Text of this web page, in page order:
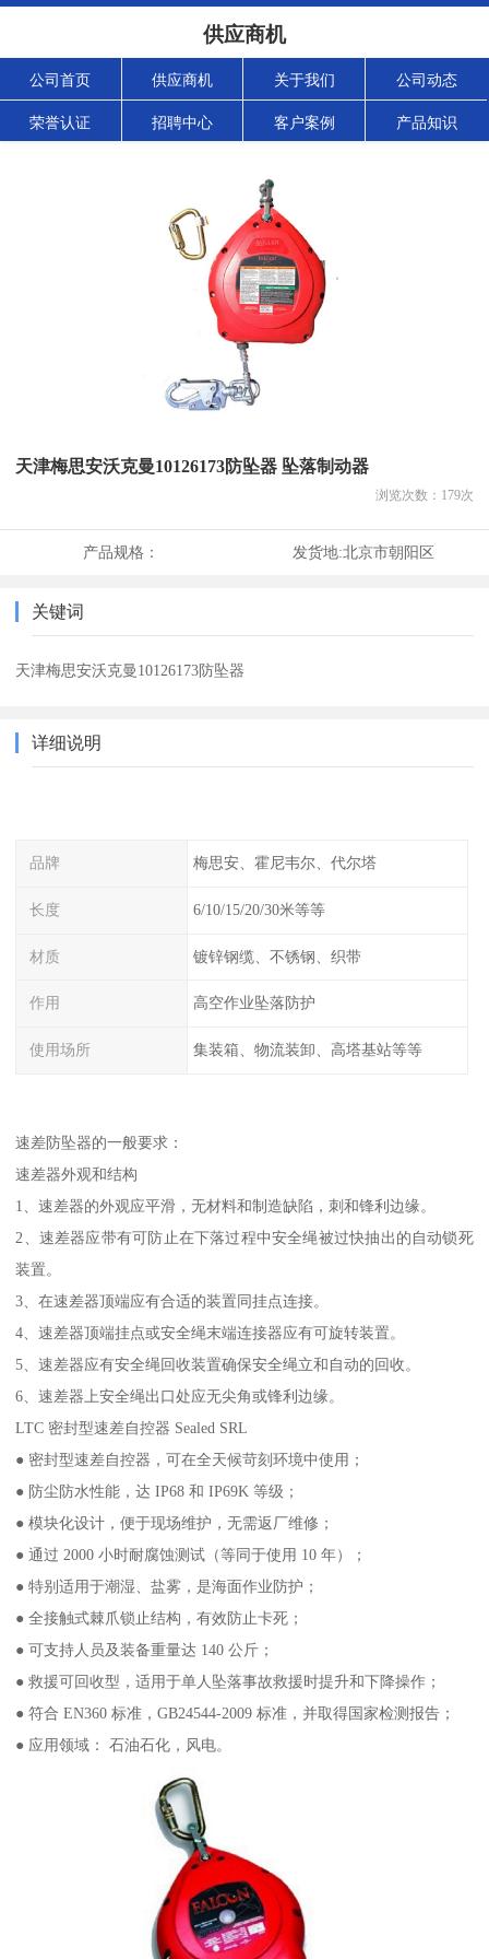
供应商机
公司首页 供应商机 关于我们 公司动态
荣誉认证 招聘中心 客户案例 产品知识
天津梅思安沃克曼10126173防坠器 坠落制动器
浏览次数： 179次
产品规格： 发货地:北京市朝阳区
关键词
天津梅思安沃克曼10126173防坠器
详细说明
品牌 梅思安、霍尼韦尔、代尔塔
长度 6/10/15/20/30米等等
材质 镀锌钢缆、不锈钢、织带
作用 高空作业坠落防护
使用场所 集装箱、物流装卸、高塔基站等等
速差防坠器的一般要求：
速差器外观和结构
1、速差器的外观应平滑，无材料和制造缺陷，刺和锋利边缘。
2、速差器应带有可防止在下落过程中安全绳被过快抽出的自动锁死
装置。
3、在速差器顶端应有合适的装置同挂点连接。
4、速差器顶端挂点或安全绳末端连接器应有可旋转装置。
5、速差器应有安全绳回收装置确保安全绳立和自动的回收。
6、速差器上安全绳出口处应无尖角或锋利边缘。
LTC 密封型速差自控器 Sealed SRL
● 密封型速差自控器，可在全天候苛刻环境中使用；
● 防尘防水性能，达 IP68 和 IP69K 等级；
● 模块化设计，便于现场维护，无需返厂维修；
● 通过 2000 小时耐腐蚀测试（等同于使用 10 年）；
● 特别适用于潮湿、盐雾，是海面作业防护；
● 全接触式棘爪锁止结构，有效防止卡死；
● 可支持人员及装备重量达 140 公斤；
● 救援可回收型，适用于单人坠落事故救援时提升和下降操作；
● 符合 EN360 标准，GB24544-2009 标准，并取得国家检测报告；
● 应用领域： 石油石化，风电。